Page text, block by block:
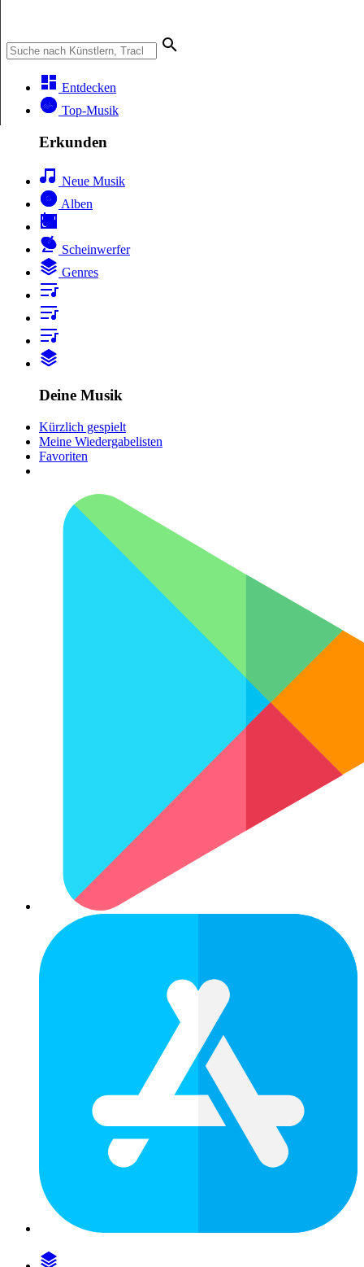
Entdecken
Top-Musik
Erkunden
Neue Musik
Alben
Scheinwerfer
Genres
Deine Musik
Kürzlich gespielt
Meine Wiedergabelisten
Favoriten